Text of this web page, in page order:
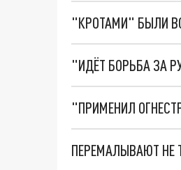
"КРОТАМИ" БЫЛИ